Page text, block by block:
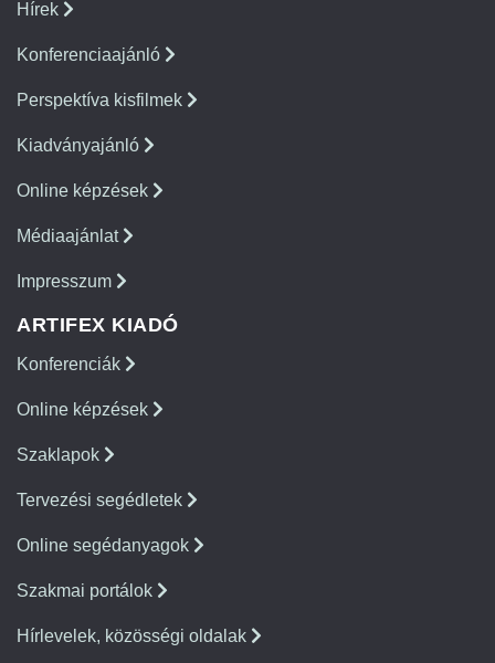
Hírek
Konferenciaajánló
Perspektíva kisfilmek
Kiadványajánló
Online képzések
Médiaajánlat
Impresszum
ARTIFEX KIADÓ
Konferenciák
Online képzések
Szaklapok
Tervezési segédletek
Online segédanyagok
Szakmai portálok
Hírlevelek, közösségi oldalak